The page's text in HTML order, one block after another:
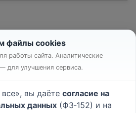
Реклама
соглашение
конфиденциальности
файлы cookies
работы сайта. Аналитические
для улучшения сервиса.
вы даёте согласие на
данных (ФЗ‑152) и на